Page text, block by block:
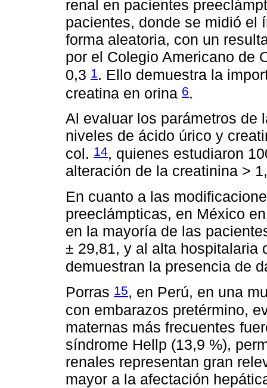
renal en pacientes
pacientes, donde se midió el
forma aleatoria, con un
por el Colegio Americano de
0,3 1 . Ello demuestra la
creatina en orina 6.
Al evaluar los parámetros de
niveles de ácido úrico y
col. 14, quienes estudiaron
alteración de la creatinina >
En cuanto a las
preeclámpticas, en México
en la mayoría de las
± 29,81, y al alta hospitalaria
demuestran la presencia de
Porras 15, en Perú, en una
con embarazos pretérmino,
maternas más frecuentes
síndrome Hellp (13,9 %),
renales representan gran
mayor a la afectación